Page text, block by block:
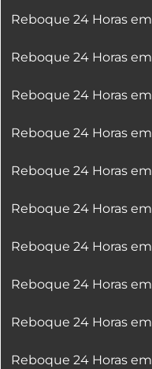
Reboque 24 Horas
Reboque 24 Horas
Reboque 24 Horas
Reboque 24 Horas
Reboque 24 Horas
Reboque 24 Horas
Reboque 24 Horas
Reboque 24 Horas
Reboque 24 Horas
Reboque 24 Horas